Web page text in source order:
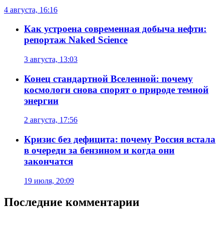
4 августа, 16:16
Как устроена современная добыча нефти:
репортаж Naked Science
3 августа, 13:03
Конец стандартной Вселенной: почему
космологи снова спорят о природе темной
энергии
2 августа, 17:56
Кризис без дефицита: почему Россия встала
в очереди за бензином и когда они
закончатся
19 июля, 20:09
Последние комментарии